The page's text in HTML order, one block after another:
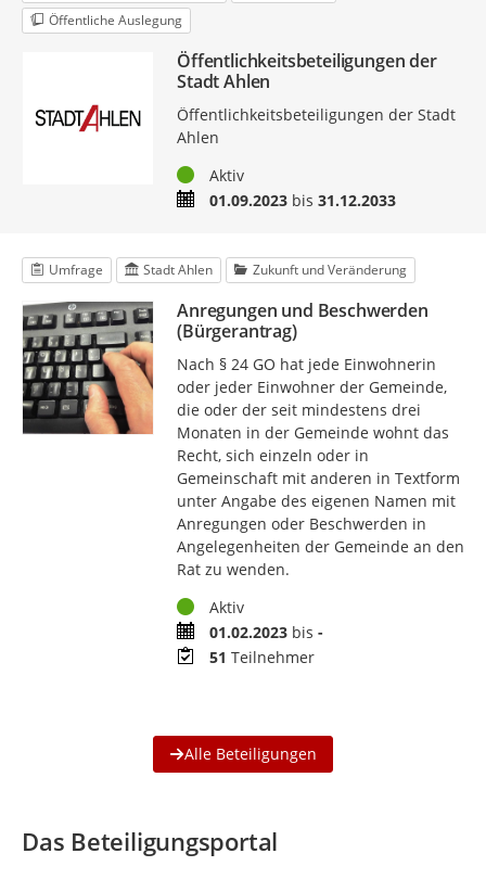
Öffentliche Auslegung
Öffentlichkeitsbeteiligungen der
Stadt Ahlen
Öffentlichkeitsbeteiligungen der Stadt
Ahlen
StatusAktiv
Zeitraum01.09.2023bis 31.12.2033
Umfrage Stadt Ahlen Zukunft und Veränderung
Anregungen und Beschwerden
(Bürgerantrag)
Nach § 24 GO hat jede Einwohnerin
oder jeder Einwohner der Gemeinde,
die oder der seit mindestens drei
Monaten in der Gemeinde wohnt das
Recht, sich einzeln oder in
Gemeinschaft mit anderen in Textform
unter Angabe des eigenen Namen mit
Anregungen oder Beschwerden in
Angelegenheiten der Gemeinde an den
Rat zu wenden.
StatusAktiv
Zeitraum01.02.2023bis -
Teilnehmer
51 Teilnehmer
Alle Beteiligungen
Das Beteiligungsportal